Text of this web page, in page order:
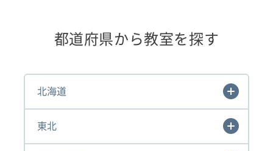
都道府県から教室を探す
北海道
東北